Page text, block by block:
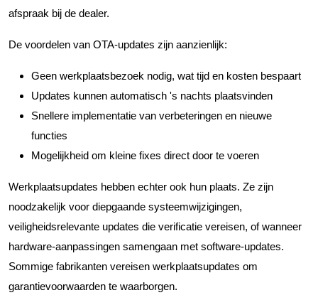
afspraak bij de dealer.
De voordelen van OTA-updates zijn aanzienlijk:
Geen werkplaatsbezoek nodig, wat tijd en kosten bespaart
Updates kunnen automatisch 's nachts plaatsvinden
Snellere implementatie van verbeteringen en nieuwe
functies
Mogelijkheid om kleine fixes direct door te voeren
Werkplaatsupdates hebben echter ook hun plaats. Ze zijn
noodzakelijk voor diepgaande systeemwijzigingen,
veiligheidsrelevante updates die verificatie vereisen, of wanneer
hardware-aanpassingen samengaan met software-updates.
Sommige fabrikanten vereisen werkplaatsupdates om
garantievoorwaarden te waarborgen.